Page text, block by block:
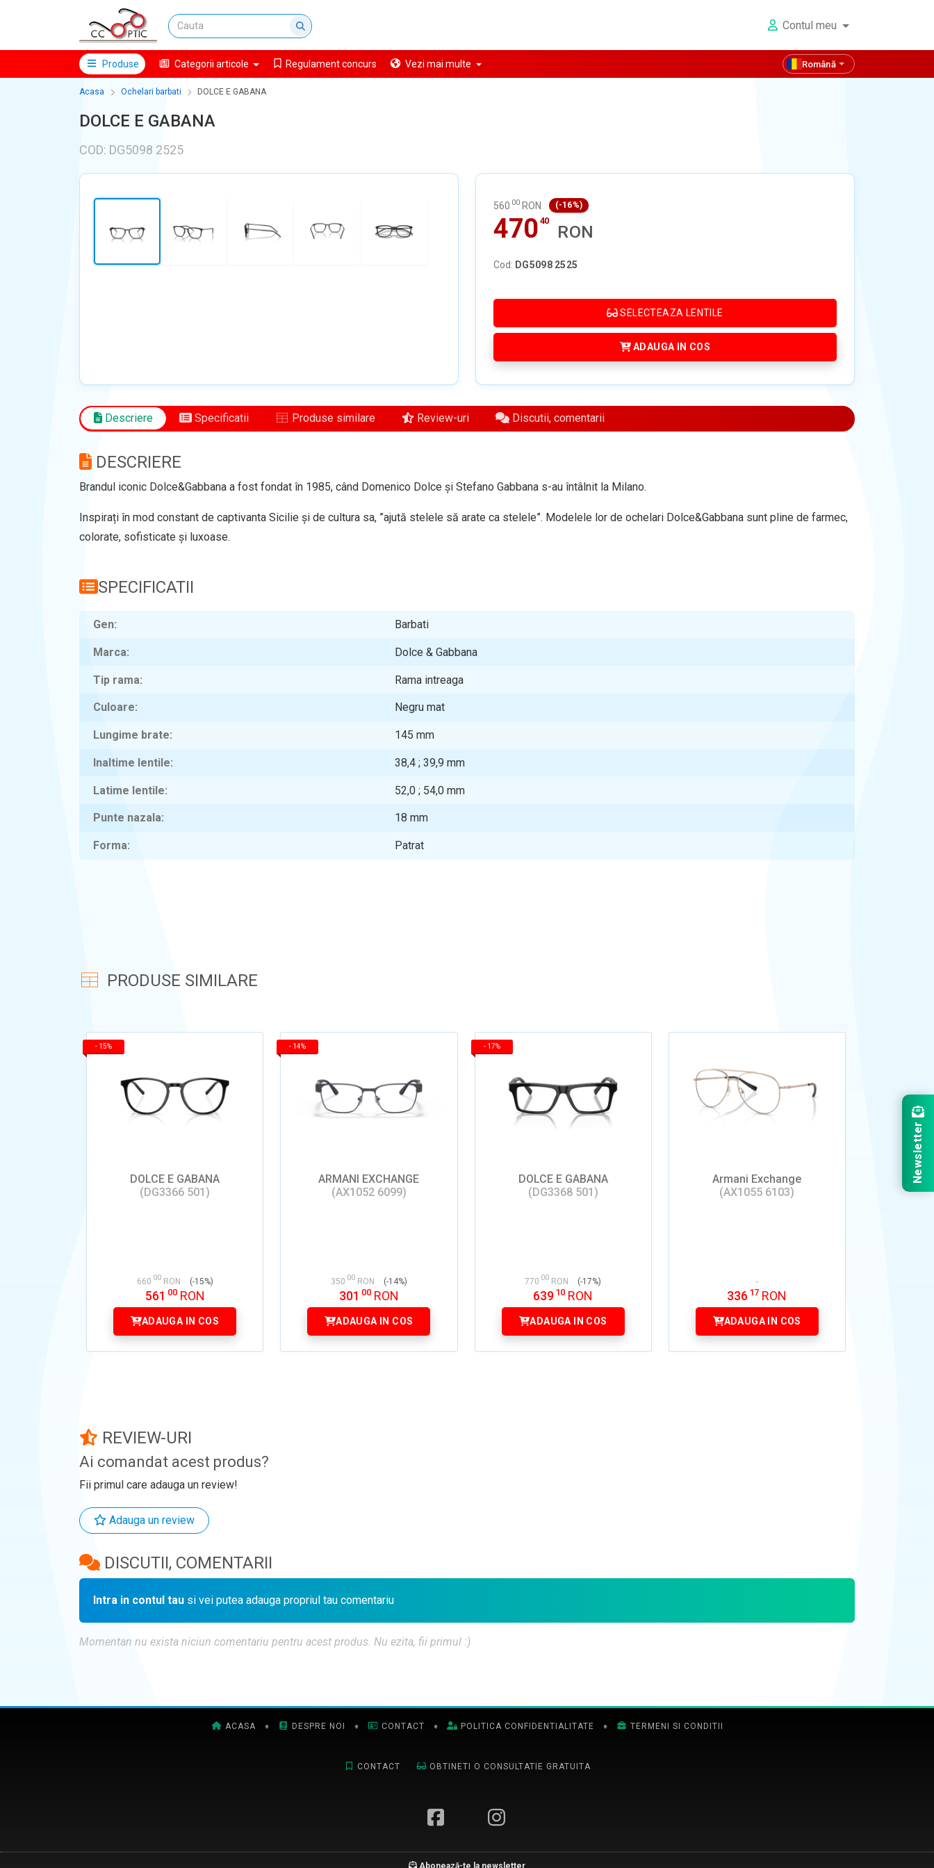
Contul meu
Produse Categorii articole Regulament concurs Vezi mai multe Română
Acasa Ochelari barbati DOLCE E GABANA
DOLCE E GABANA
COD: DG5098 2525
560 00 RON (-16%)
470 40
RON
Cod: DG5098 2525
SELECTEAZA LENTILE
ADAUGA IN COS
Descriere Specificatii Produse similare Review-uri Discutii, comentarii
DESCRIERE
Brandul iconic Dolce&Gabbana a fost fondat în 1985, când Domenico Dolce și Stefano Gabbana s-au întâlnit la Milano.
Inspirați în mod constant de captivanta Sicilie și de cultura sa, ”ajută stelele să arate ca stelele”. Modelele lor de ochelari Dolce&Gabbana sunt pline de farmec,
colorate, sofisticate și luxoase.
SPECIFICATII
Gen Barbati
Marca Dolce & Gabbana
Tip rama Rama intreaga
Culoare Negru mat
Lungime brate 145mm
Inaltime lentile 38,4 ; 39,9mm
Latime lentile 52,0 ; 54,0mm
Punte nazala 18mm
Forma Patrat
PRODUSE SIMILARE
- 15%
DOLCE E GABANA
(DG3366 501)
660 00 RON (-15%)
561 00 RON
ADAUGA IN COS
- 14%
ARMANI EXCHANGE
(AX1052 6099)
350 00 RON (-14%)
301 00 RON
ADAUGA IN COS
- 17%
DOLCE E GABANA
(DG3368 501)
770 00 RON (-17%)
639 10 RON
ADAUGA IN COS
Armani Exchange
(AX1055 6103)
336 17 RON
ADAUGA IN COS
REVIEW-URI
Ai comandat acest produs?
Fii primul care adauga un review!
Adauga un review
DISCUTII, COMENTARII
Intra in contul tau si vei putea adauga propriul tau comentariu
Momentan nu exista niciun comentariu pentru acest produs. Nu ezita, fii primul :)
ACASA ♦ DESPRE NOI ♦ CONTACT ♦ POLITICA CONFIDENTIALITATE ♦ TERMENI SI CONDITII
CONTACT OBTINETI O CONSULTATIE GRATUITA
Abonează-te la newsletter
Newsletter